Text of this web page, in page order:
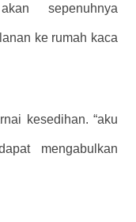
sepenuhnya
ke rumah kaca
kesedihan. “aku
mengabulkan